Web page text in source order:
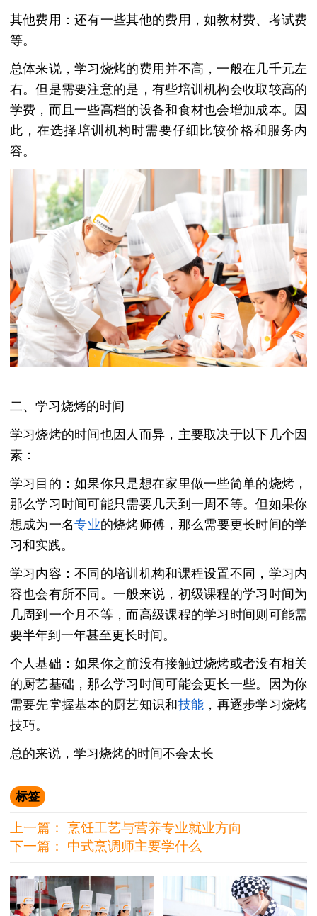
其他费用：还有一些其他的费用，如教材费、考试费
等。
总体来说，学习烧烤的费用并不高，一般在几千元左
右。但是需要注意的是，有些培训机构会收取较高的
学费，而且一些高档的设备和食材也会增加成本。因
此，在选择培训机构时需要仔细比较价格和服务内
容。
二、学习烧烤的时间
学习烧烤的时间也因人而异，主要取决于以下几个因
素：
学习目的：如果你只是想在家里做一些简单的烧烤，
那么学习时间可能只需要几天到一周不等。但如果你
想成为一名专业的烧烤师傅，那么需要更长时间的学
习和实践。
学习内容：不同的培训机构和课程设置不同，学习内
容也会有所不同。一般来说，初级课程的学习时间为
几周到一个月不等，而高级课程的学习时间则可能需
要半年到一年甚至更长时间。
个人基础：如果你之前没有接触过烧烤或者没有相关
的厨艺基础，那么学习时间可能会更长一些。因为你
需要先掌握基本的厨艺知识和技能 ，再逐步学习烧烤
技巧。
总的来说，学习烧烤的时间不会太长
标签
上一篇： 烹饪工艺与营养专业就业方向
下一篇： 中式烹调师主要学什么